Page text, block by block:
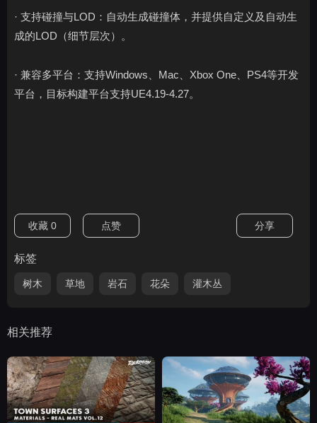
· 支持碰撞与LOD：自动生成碰撞体，并提供自定义及自动生
成的LOD（细节层次）。
· 兼容多平台：支持Windows、Mac、Xbox One、PS4等开发
平台，目标构建平台支持UE4.19-4.27。
收藏 0 点赞 分享
标签
树木 草地 岩石 花朵 灌木丛
相关推荐